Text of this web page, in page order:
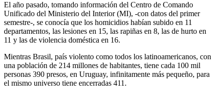
El año pasado, tomando información del Centro de Comando
Unificado del Ministerio del Interior (MI), -con datos del primer
semestre-, se conocía que los homicidios habían subido en 11
departamentos, las lesiones en 15, las rapiñas en 8, las de hurto en
11 y las de violencia doméstica en 16.
Mientras Brasil, país violento como todos los latinoamericanos, con
una población de 214 millones de habitantes, tiene cada 100 mil
personas 390 presos, en Uruguay, infinitamente más pequeño, para
el mismo universo tiene encerradas 411.